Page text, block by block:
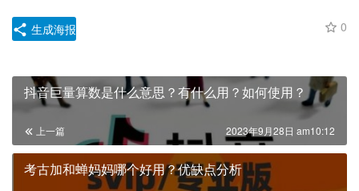
0
生成海报
抖音巨量算数是什么意思？有什么用？如何使用？
上一篇 2023年9月28日 am10:12
考古加和蝉妈妈哪个好用？优缺点分析